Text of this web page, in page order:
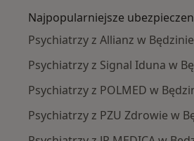
Najpopularniejsze
Psychiatrzy z Allianz w Będzinie
Psychiatrzy z Signal Iduna w
Psychiatrzy z POLMED w
Psychiatrzy z PZU Zdrowie w